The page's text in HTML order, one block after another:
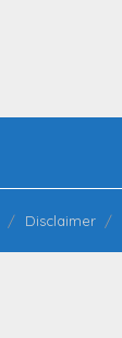
Disclaimer